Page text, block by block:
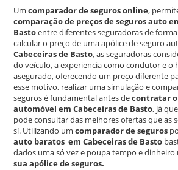
Umcomparador de seguros online,
comparação de preços de seguros auto
Bastoentre diferentes seguradoras de
calcular o preço de uma apólice de seguro
Cabeceiras de Basto, as seguradoras
do veículo, a experiencia como condutor e o
asegurado, oferecendo um preço diferente
esse motivo, realizar uma simulação e
seguros é fundamental antes decontratar o
automóvel em Cabeceiras de Basto, já
pode consultar das melhores ofertas que as
sí. Utilizando um comparador de seguros
auto baratos em Cabeceiras de Basto
dados uma só vez e poupa tempo e
sua apólice de seguros.